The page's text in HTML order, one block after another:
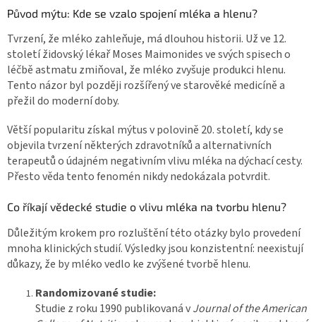
Původ mýtu: Kde se vzalo spojení mléka a hlenu?
Tvrzení, že mléko zahleňuje, má dlouhou historii. Už ve 12.
století židovský lékař Moses Maimonides ve svých spisech o
léčbě astmatu zmiňoval, že mléko zvyšuje produkci hlenu.
Tento názor byl později rozšířený ve starověké medicíně a
přežil do moderní doby.
Větší popularitu získal mýtus v polovině 20. století, kdy se
objevila tvrzení některých zdravotníků a alternativních
terapeutů o údajném negativním vlivu mléka na dýchací cesty.
Přesto věda tento fenomén nikdy nedokázala potvrdit.
Co říkají vědecké studie o vlivu mléka na tvorbu hlenu?
Důležitým krokem pro rozluštění této otázky bylo provedení
mnoha klinických studií. Výsledky jsou konzistentní: neexistují
důkazy, že by mléko vedlo ke zvýšené tvorbě hlenu.
Randomizovanéstudie:
Studie z roku 1990 publikovaná vJournal of the American